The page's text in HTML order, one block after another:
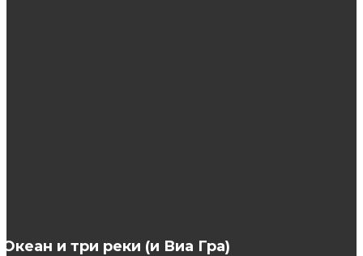
Океан и три реки (и Виа Гра)